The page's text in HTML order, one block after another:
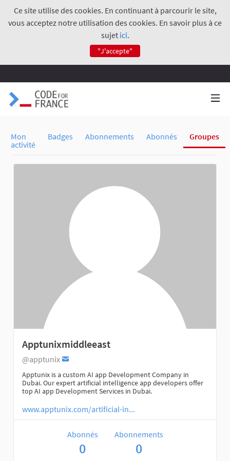
Ce site utilise des cookies. En continuant à parcourir le site,
vous acceptez notre utilisation des cookies. En savoir plus à ce
sujet ici.
"J'accepte"
Mon
activité
Badges Abonnements Abonnés Groupes
Apptunixmiddleeast
@apptunix
Apptunix is a custom AI app Development Company in
Dubai. Our expert artificial intelligence app developers offer
top AI app Development Services in Dubai.
www.apptunix.com/artificial-in...
Abonnés
0
Abonnements
0